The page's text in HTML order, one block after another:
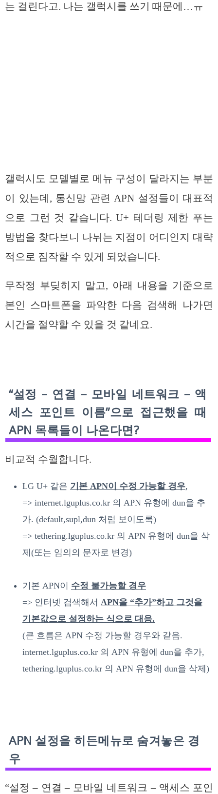
는 걸린다고. 나는 갤럭시를 쓰기 때문에…ㅠ
갤럭시도 모델별로 메뉴 구성이 달라지는 부분
이 있는데, 통신망 관련 APN 설정들이 대표적
으로 그런 것 같습니다. U+ 테더링 제한 푸는
방법을 찾다보니 나뉘는 지점이 어디인지 대략
적으로 짐작할 수 있게 되었습니다.
무작정 부딪히지 말고, 아래 내용을 기준으로
본인 스마트폰을 파악한 다음 검색해 나가면
시간을 절약할 수 있을 것 같네요.
“설정 – 연결 – 모바일 네트워크 – 액
세스 포인트 이름”으로 접근했을 때
APN 목록들이 나온다면?
비교적 수월합니다.
LG U+ 같은 기본 APN이 수정 가능할 경우,
=> internet.lguplus.co.kr 의 APN 유형에 dun을 추
가. (default,supl,dun 처럼 보이도록)
=> tethering.lguplus.co.kr 의 APN 유형에 dun을 삭
제(또는 임의의 문자로 변경)
기본 APN이 수정 불가능할 경우
=> 인터넷 검색해서 APN을 “추가”하고 그것을
기본값으로 설정하는 식으로 대응.
(큰 흐름은 APN 수정 가능할 경우와 같음.
internet.lguplus.co.kr 의 APN 유형에 dun을 추가,
tethering.lguplus.co.kr 의 APN 유형에 dun을 삭제)
APN 설정을 히든메뉴로 숨겨놓은 경
우
“설정 – 연결 – 모바일 네트워크 – 액세스 포인